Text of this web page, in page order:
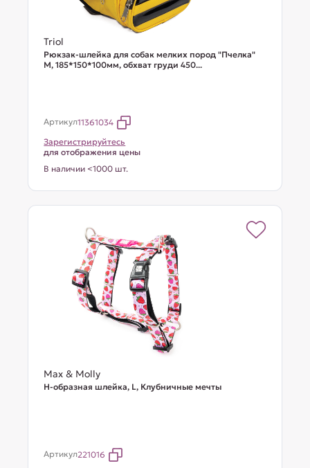
Triol
Рюкзак-шлейка для собак мелких пород "Пчелка"
М, 185*150*100мм, обхват груди 450...
Артикул11361034
Зарегистрируйтесь
для отображения цены
В наличии <1000 шт.
Max & Molly
Н-образная шлейка, L, Клубничные мечты
Артикул221016